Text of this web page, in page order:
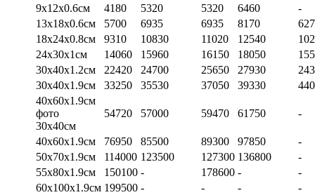
9х12х0.6см
4180 5320 5320 6460
-
13х18х0.6см
5700 6935 6935 8170
18х24х0.8см
9310 10830 11020 12540
24х30х1см
14060 15960 16150 18050
30х40х1.2см
22420 24700 25650 27930
30х40х1.9см
33250 35530 37050 39330
40х60х1.9см
фото
30х40см
54720 57000 59470 61750 -
40х60х1.9см 76950 85500 89300 97850
-
50х70х1.9см
114000 123500 127300 136800
-
55х80х1.9см
150100 - 178600 -
-
60х100х1.9см 199500 - - -
-